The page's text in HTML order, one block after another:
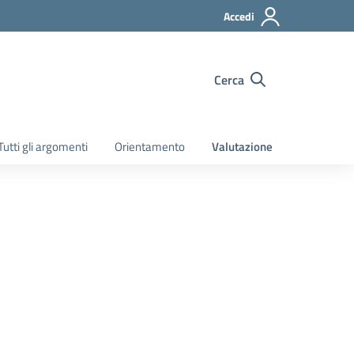
Accedi
Cerca
gli argomenti Orientamento Valutazione